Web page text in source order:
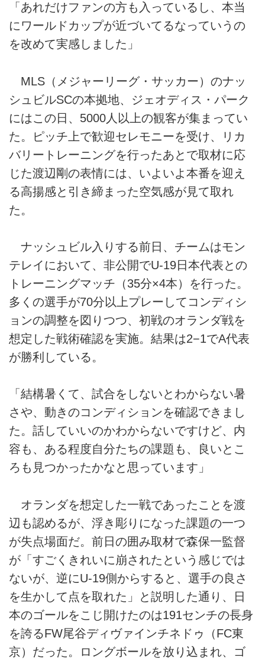
「あれだけファンの方も入っているし、本当
にワールドカップが近づいてるなっていうの
を改めて実感しました」
MLS（メジャーリーグ・サッカー）のナッ
シュビルSCの本拠地、ジェオディス・パーク
にはこの日、5000人以上の観客が集まってい
た。ピッチ上で歓迎セレモニーを受け、リカ
バリートレーニングを行ったあとで取材に応
じた渡辺剛の表情には、いよいよ本番を迎え
る高揚感と引き締まった空気感が見て取れ
た。
ナッシュビル入りする前日、チームはモン
テレイにおいて、非公開でU-19日本代表との
トレーニングマッチ（35分×4本）を行った。
多くの選手が70分以上プレーしてコンディシ
ョンの調整を図りつつ、初戦のオランダ戦を
想定した戦術確認を実施。結果は2−1でA代表
が勝利している。
「結構暑くて、試合をしないとわからない暑
さや、動きのコンディションを確認できまし
た。話していいのかわからないですけど、内
容も、ある程度自分たちの課題も、良いとこ
ろも見つかったかなと思っています」
オランダを想定した一戦であったことを渡
辺も認めるが、浮き彫りになった課題の一つ
が失点場面だ。前日の囲み取材で森保一監督
が「すごくきれいに崩されたという感じでは
ないが、逆にU-19側からすると、選手の良さ
を生かして点を取れた」と説明した通り、日
本のゴールをこじ開けたのは191センチの長身
を誇るFW尾谷ディヴァインチネドゥ（FC東
京）だった。ロングボールを放り込まれ、ゴ